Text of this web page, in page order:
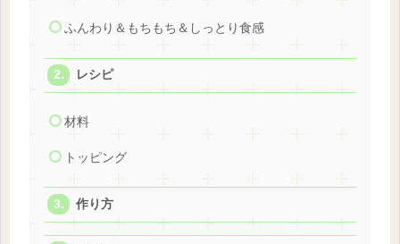
ふんわり＆もちもち＆しっとり食感
レシピ
材料
トッピング
作り方